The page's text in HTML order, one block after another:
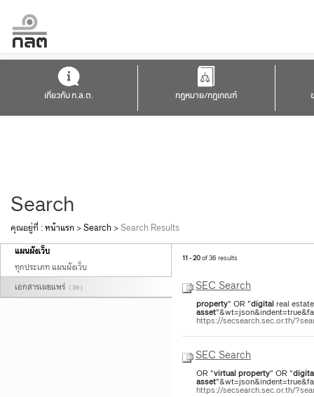
เกี่ยวกับ ก.ล.ต. กฎหมาย/กฎเกณฑ์
Search
คุณอยู่ที่ :หน้าแรก >Search >Search Results
แผนผังเว็บ
ทุกประเภท แผนผังเว็บ
เอกสารเผยแพร่ ( 36 )
11 - 20of 36 results
SEC Search
property" OR "digitalreal
asset
https://secsearch.sec.or.th/
SEC Search
OR "virtualproperty" OR "
asset
https://secsearch.sec.or.th/